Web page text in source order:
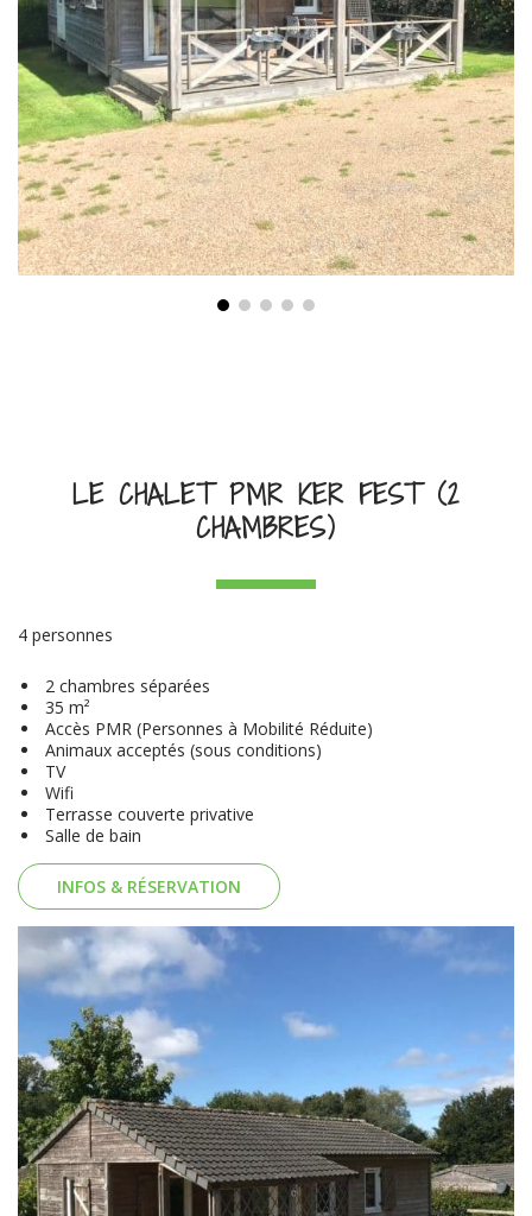
LE CHALET PMR KER FEST (2
CHAMBRES)
4 personnes
2 chambres séparées
35 m²
Accès PMR (Personnes à Mobilité Réduite)
Animaux acceptés (sous conditions)
TV
Wifi
Terrasse couverte privative
Salle de bain
INFOS & RÉSERVATION